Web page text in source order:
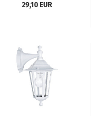
29,10 EUR